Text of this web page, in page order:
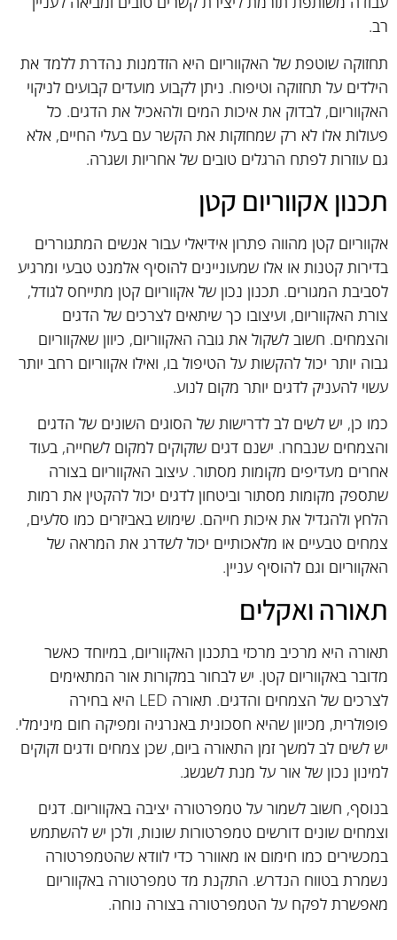
רב.
תחזוקה שוטפת של האקווריום היא הזדמנות נהדרת ללמד את
הילדים על תחזוקה וטיפוח. ניתן לקבוע מועדים קבועים לניקוי
האקווריום, לבדוק את איכות המים ולהאכיל את הדגים. כל
פעולות אלו לא רק שמחזקות את הקשר עם בעלי החיים, אלא
גם עוזרות לפתח הרגלים טובים של אחריות ושגרה.
תכנון אקווריום קטן
אקווריום קטן מהווה פתרון אידיאלי עבור אנשים המתגוררים
בדירות קטנות או אלו שמעוניינים להוסיף אלמנט טבעי ומרגיע
לסביבת המגורים. תכנון נכון של אקווריום קטן מתייחס לגודל,
צורת האקווריום, ועיצובו כך שיתאים לצרכים של הדגים
והצמחים. חשוב לשקול את גובה האקווריום, כיוון שאקווריום
גבוה יותר יכול להקשות על הטיפול בו, ואילו אקווריום רחב יותר
עשוי להעניק לדגים יותר מקום לנוע.
כמו כן, יש לשים לב לדרישות של הסוגים השונים של הדגים
והצמחים שנבחרו. ישנם דגים שזקוקים למקום לשחייה, בעוד
אחרים מעדיפים מקומות מסתור. עיצוב האקווריום בצורה
שתספק מקומות מסתור וביטחון לדגים יכול להקטין את רמות
הלחץ ולהגדיל את איכות חייהם. שימוש באביזרים כמו סלעים,
צמחים טבעיים או מלאכותיים יכול לשדרג את המראה של
האקווריום וגם להוסיף עניין.
תאורה ואקלים
תאורה היא מרכיב מרכזי בתכנון האקווריום, במיוחד כאשר
מדובר באקווריום קטן. יש לבחור במקורות אור המתאימים
לצרכים של הצמחים והדגים. תאורה LED היא בחירה
פופולרית, מכיוון שהיא חסכונית באנרגיה ומפיקה חום מינימלי.
יש לשים לב למשך זמן התאורה ביום, שכן צמחים ודגים זקוקים
למינון נכון של אור על מנת לשגשג.
בנוסף, חשוב לשמור על טמפרטורה יציבה באקווריום. דגים
וצמחים שונים דורשים טמפרטורות שונות, ולכן יש להשתמש
במכשירים כמו חימום או מאוורר כדי לוודא שהטמפרטורה
נשמרת בטווח הנדרש. התקנת מד טמפרטורה באקווריום
מאפשרת לפקח על הטמפרטורה בצורה נוחה.